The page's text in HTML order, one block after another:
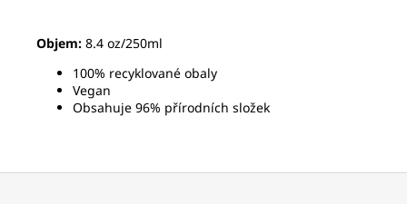
Objem: 8.4 oz/250ml
100% recyklované obaly
Vegan
Obsahuje 96% přírodních složek
Z